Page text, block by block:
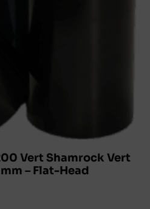
Vert Shamrock Vert
– Flat-Head